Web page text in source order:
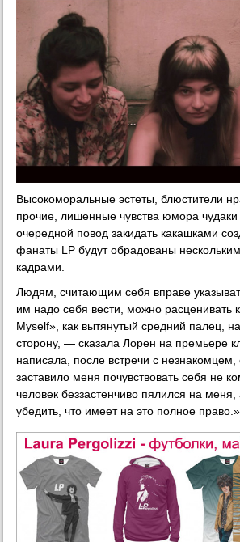
Высокоморальные эстеты, блюстители
прочие, лишенные чувства юмора чудаки
очередной повод закидать какашками
фанаты LP будут обрадованы
кадрами.
Людям, считающим себя вправе
им надо себя вести, можно расценивать
Myself», как вытянутый средний палец,
сторону, — сказала Лорен на премьере
написала, после встречи с
заставило меня почувствовать себя не
человек беззастенчиво пялился на
убедить, что имеет на это полное право.»